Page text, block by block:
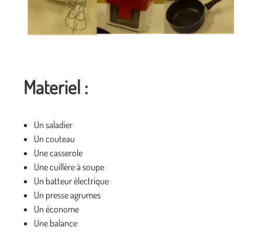
Materiel :
Un saladier
Un couteau
Une casserole
Une cuillère à soupe
Un batteur électrique
Un presse agrumes
Un économe
Une balance